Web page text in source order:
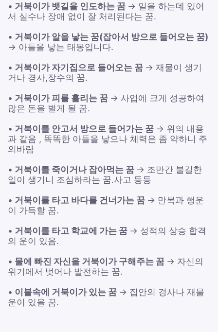
• 거북이가 뱃길을 인도하는 꿈 → 일을 하는데 있어
서 실수나 장애 없이 잘 처리된다는 꿈.
• 거북이가 알을 낳는 꿈(잡아서 방으로 들어오는 꿈)
→ 아들을 낳는 태몽입니다.
• 거북이가 자기집으로 들어오는 꿈 → 재물이 생기
거나 경사,장수의 꿈.
• 거북이가 피를 흘리는 꿈 → 사업에 크게 성공하여
많은 돈을 벌게 될 꿈.
• 거북이를 안고서 방으로 들어가는 꿈 → 위의 내용
과 같음 , 똑똑한 아들을 낳으나 체력은 좀 약하니 주
의바람
• 거북이를 죽이거나 잡아먹는 꿈 → 조만간 불길한
일이 생기니 조심하라는 꿈.사고 등등
• 거북이를 타고 바다를 건너가는 꿈 → 만복과 행운
이 가득할 꿈.
• 거북이를 타고 학교에 가는 꿈 → 성적의 상승 합격
의 운이 있음.
• 물에 빠진 자신을 거북이가 구해주는 꿈 → 자신의
위기에서 벗어나 발전하는 꿈.
• 이불속에 거북이가 있는 꿈 → 집안의 경사나 재물
운이 있을 꿈.